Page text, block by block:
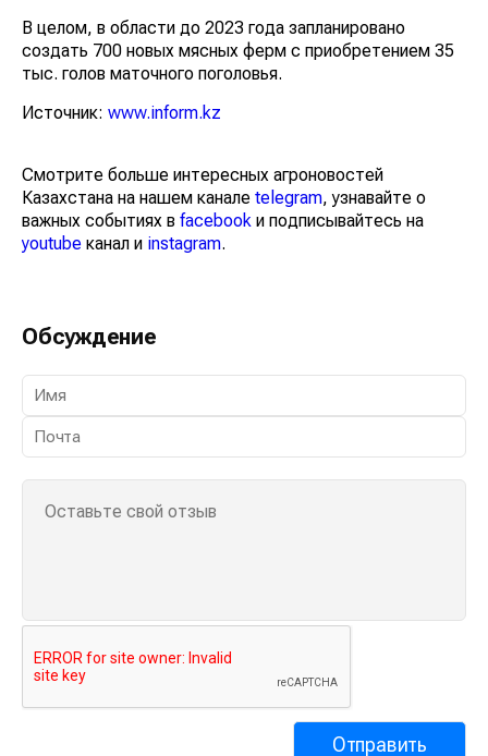
В целом, в области до 2023 года запланировано
создать 700 новых мясных ферм с приобретением 35
тыс. голов маточного поголовья.
Источник: www.inform.kz
Смотрите больше интересных агроновостей
Казахстана на нашем канале telegram, узнавайте о
важных событиях в facebook и подписывайтесь на
youtube канал и instagram.
Обсуждение